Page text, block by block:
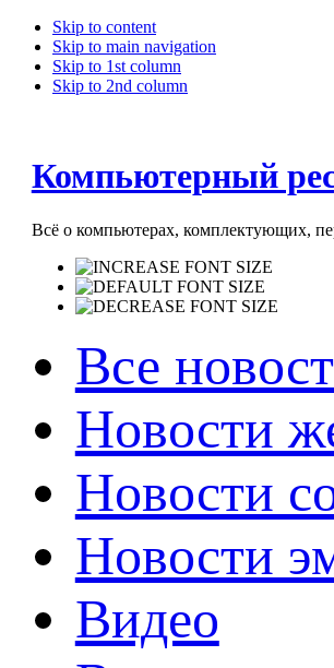
Skip to content
Skip to main navigation
Skip to 1st column
Skip to 2nd column
Компьютерный
Всё о компьютерах, комплектующих,
Все
Новости
Новости
Новости
Видео